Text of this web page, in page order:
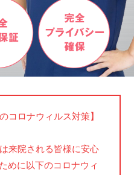
コロナウィルス対策】
来院される皆様に安心
めに以下のコロナウィ